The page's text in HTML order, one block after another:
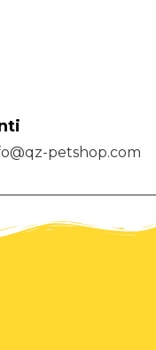
petshop.com